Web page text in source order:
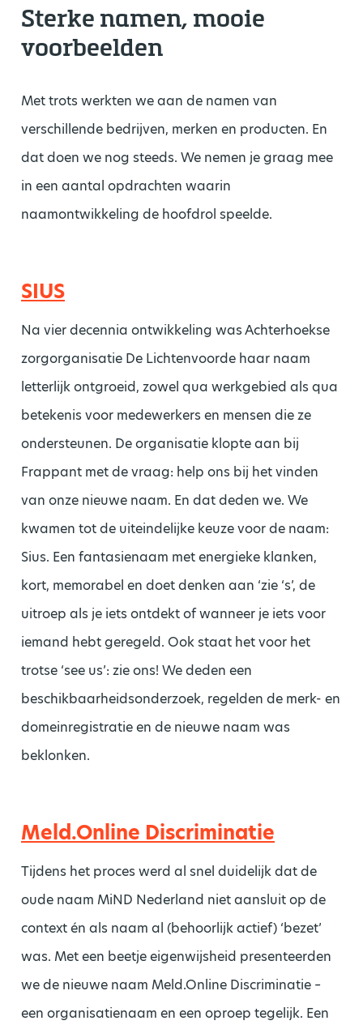
Sterke namen, mooie
voorbeelden
Met trots werkten we aan de namen van
verschillende bedrijven, merken en producten. En
dat doen we nog steeds. We nemen je graag mee
in een aantal opdrachten waarin
naamontwikkeling de hoofdrol speelde.
SIUS
Na vier decennia ontwikkeling was Achterhoekse
zorgorganisatie De Lichtenvoorde haar naam
letterlijk ontgroeid, zowel qua werkgebied als qua
betekenis voor medewerkers en mensen die ze
ondersteunen. De organisatie klopte aan bij
Frappant met de vraag: help ons bij het vinden
van onze nieuwe naam. En dat deden we. We
kwamen tot de uiteindelijke keuze voor de naam:
Sius. Een fantasienaam met energieke klanken,
kort, memorabel en doet denken aan ‘zie ‘s’, de
uitroep als je iets ontdekt of wanneer je iets voor
iemand hebt geregeld. Ook staat het voor het
trotse ‘see us’: zie ons! We deden een
beschikbaarheidsonderzoek, regelden de merk- en
domeinregistratie en de nieuwe naam was
beklonken.
Meld.Online Discriminatie
Tijdens het proces werd al snel duidelijk dat de
oude naam MiND Nederland niet aansluit op de
context én als naam al (behoorlijk actief) ‘bezet’
was. Met een beetje eigenwijsheid presenteerden
we de nieuwe naam Meld.Online Discriminatie –
een organisatienaam en een oproep tegelijk. Een